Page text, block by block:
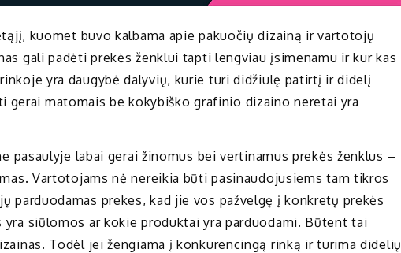
kuomet buvo kalbama apie pakuočių dizainą ir vartotojų
gali padėti prekės ženklui tapti lengviau įsimenamu ir kur kas
yra daugybė dalyvių, kurie turi didžiulę patirtį ir didelį
matomais be kokybiško grafinio dizaino neretai yra
pasaulyje labai gerai žinomus bei vertinamus prekės ženklus –
Vartotojams nė nereikia būti pasinaudojusiems tam tikros
parduodamas prekes, kad jie vos pažvelgę į konkretų prekės
siūlomos ar kokie produktai yra parduodami. Būtent tai
Todėl jei žengiama į konkurencingą rinką ir turima didelių